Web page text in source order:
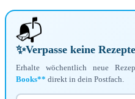
📬
✨Verpasse keine
Erhalte wöchentlich neue
Books** direkt in dein Postfach.